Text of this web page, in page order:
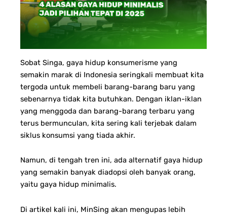
Sobat Singa, gaya hidup konsumerisme yang
semakin marak di Indonesia seringkali membuat kita
tergoda untuk membeli barang-barang baru yang
sebenarnya tidak kita butuhkan. Dengan iklan-iklan
yang menggoda dan barang-barang terbaru yang
terus bermunculan, kita sering kali terjebak dalam
siklus konsumsi yang tiada akhir.
Namun, di tengah tren ini, ada alternatif gaya hidup
yang semakin banyak diadopsi oleh banyak orang,
yaitu gaya hidup minimalis.
Di artikel kali ini, MinSing akan mengupas lebih